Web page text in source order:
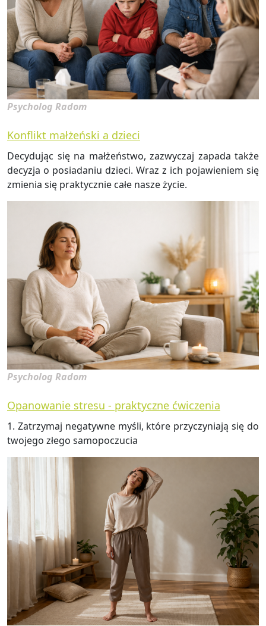
Psycholog Radom
Konflikt małżeński a dzieci
De­cy­du­jąc się na mał­żeń­stwo, za­zwy­czaj za­pa­da także
de­cy­zja o po­sia­da­niu dzie­ci. Wraz z ich po­ja­wie­niem się
zmie­nia się prak­tycz­nie całe nasze życie.
Psycholog Radom
Opanowanie stresu - praktyczne ćwiczenia
1. Za­trzy­maj ne­ga­tyw­ne myśli, które przy­czy­nia­ją się do
two­je­go złego sa­mo­po­czu­cia